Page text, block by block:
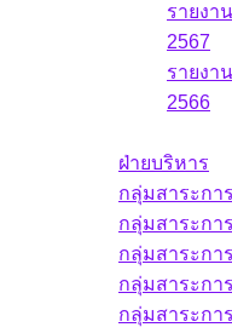
รายงา
2567
รายงา
2566
ฝ่ายบริหาร
กลุ่มสาระกา
กลุ่มสาระกา
กลุ่มสาระกา
กลุ่มสาระกา
กลุ่มสาระกา